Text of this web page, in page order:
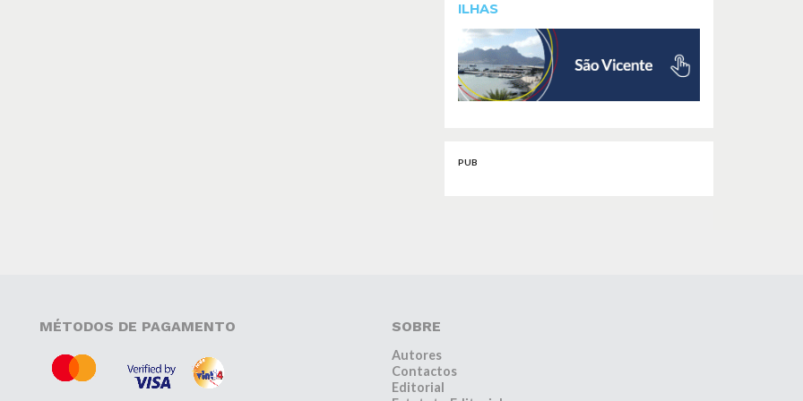
ILHAS
PUB
MÉTODOS DE PAGAMENTO SOBRE
Autores
Contactos
Editorial